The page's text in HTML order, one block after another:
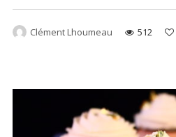
Clément Lhoumeau 512